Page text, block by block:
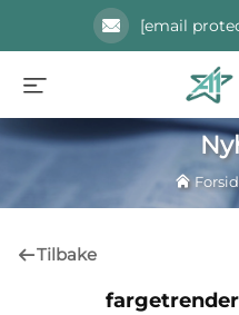
[email
Tilbake